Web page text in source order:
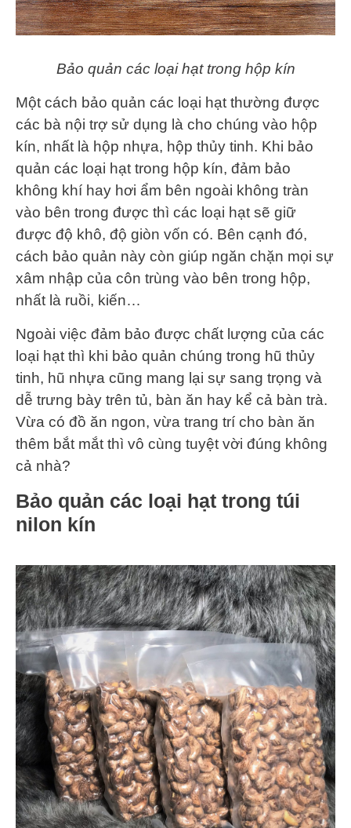
Bảo quản các loại hạt trong hộp kín
Một cách bảo quản các loại hạt thường được
các bà nội trợ sử dụng là cho chúng vào hộp
kín, nhất là hộp nhựa, hộp thủy tinh. Khi bảo
quản các loại hạt trong hộp kín, đảm bảo
không khí hay hơi ẩm bên ngoài không tràn
vào bên trong được thì các loại hạt sẽ giữ
được độ khô, độ giòn vốn có. Bên cạnh đó,
cách bảo quản này còn giúp ngăn chặn mọi sự
xâm nhập của côn trùng vào bên trong hộp,
nhất là ruồi, kiến…
Ngoài việc đảm bảo được chất lượng của các
loại hạt thì khi bảo quản chúng trong hũ thủy
tinh, hũ nhựa cũng mang lại sự sang trọng và
dễ trưng bày trên tủ, bàn ăn hay kể cả bàn trà.
Vừa có đồ ăn ngon, vừa trang trí cho bàn ăn
thêm bắt mắt thì vô cùng tuyệt vời đúng không
cả nhà?
Bảo quản các loại hạt trong túi
nilon kín